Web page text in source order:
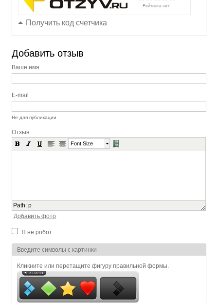
Получить код счетчика
Добавить отзыв
Ваше имя
E-mail
Не для публикации
Отзыв
Font Size
Path:p
Добавить фото
Я не робот
Я спамер
Введите символы с картинки
Кликните или перетащите фигуру правильной формы.